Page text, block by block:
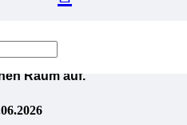
Erzgebirgsregion Flöha-
Einreichung von
Raum auf.